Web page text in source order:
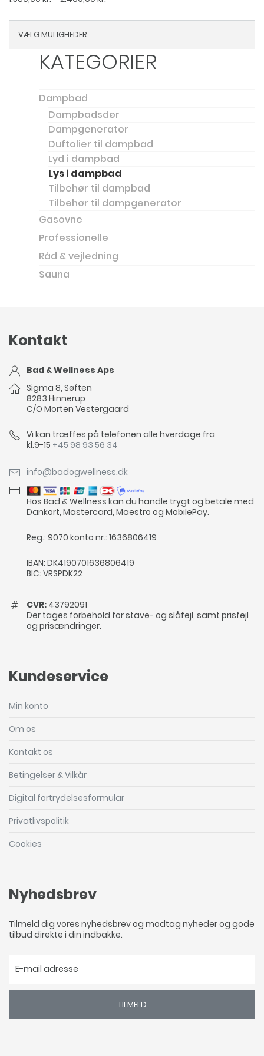
til
VÆLG MULIGHEDER
KATEGORIER
Dampbad
Dampbadsdør
Dampgenerator
Duftolier til dampbad
Lyd i dampbad
Lys i dampbad
Tilbehør til dampbad
Tilbehør til dampgenerator
Gasovne
Professionelle
Råd & vejledning
Sauna
Kontakt
Bad & Wellness Aps
Sigma 8, Søften
8283 Hinnerup
C/O Morten Vestergaard
Vi kan træffes på telefonen alle hverdage fra
kl.9-15 +45 98 93 56 34
info@badogwellness.dk
Hos Bad & Wellness kan du handle trygt og betale med
Dankort, Mastercard, Maestro og MobilePay.
Reg.: 9070 konto nr.: 1636806419
IBAN: DK4190701636806419
BIC: VRSPDK22
CVR: 43792091
Der tages forbehold for stave- og slåfejl, samt prisfejl
og prisændringer.
Kundeservice
Min konto
Om os
Kontakt os
Betingelser & Vilkår
Digital fortrydelsesformular
Privatlivspolitik
Cookies
Nyhedsbrev
Tilmeld dig vores nyhedsbrev og modtag nyheder og gode
tilbud direkte i din indbakke.
TILMELD